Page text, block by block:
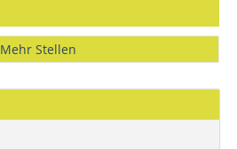
Mehr Stellen